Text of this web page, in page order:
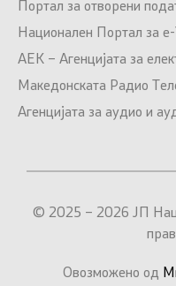
Портал за отворени
Национален Портал за е-
АЕК – Агенцијата за
Македонската Радио
Агенцијата за аудио и
© 2025 – 2026 ЈП
Овозможено од